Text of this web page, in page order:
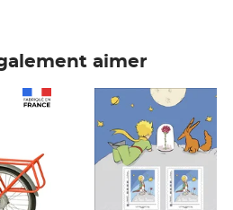
aimer
Prix 7,50€